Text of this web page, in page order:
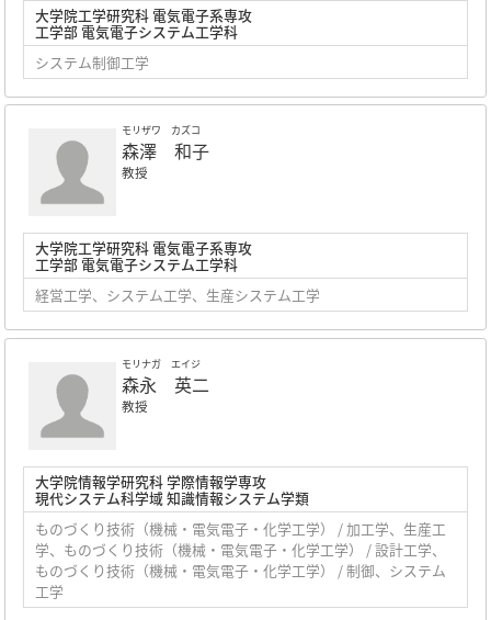
大学院工学研究科 電気電子系専攻
工学部 電気電子システム工学科
システム制御工学
モリザワ カズコ
森澤 和子
教授
大学院工学研究科 電気電子系専攻
工学部 電気電子システム工学科
経営工学、システム工学、生産システム工学
モリナガ エイジ
森永 英二
教授
大学院情報学研究科 学際情報学専攻
現代システム科学域 知識情報システム学類
ものづくり技術（機械・電気電子・化学工学） / 加工学、生産工
学、ものづくり技術（機械・電気電子・化学工学） / 設計工学、
ものづくり技術（機械・電気電子・化学工学） / 制御、システム
工学